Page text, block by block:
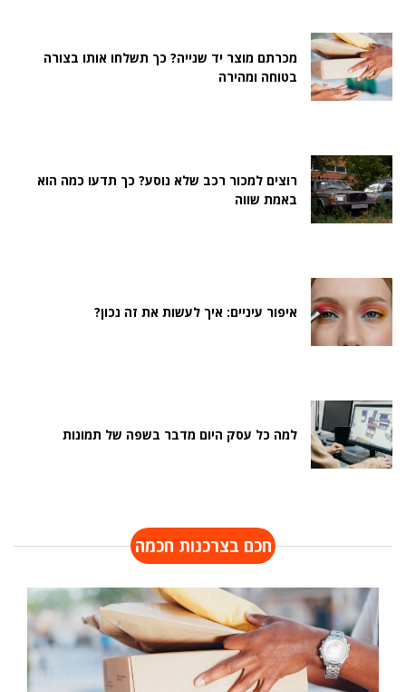
מכרתם מוצר יד שנייה? כך תשלחו אותו בצורה
בטוחה ומהירה
רוצים למכור רכב שלא נוסע? כך תדעו כמה הוא
באמת שווה
איפור עיניים: איך לעשות את זה נכון?
למה כל עסק היום מדבר בשפה של תמונות
חכם בצרכנות חכמה